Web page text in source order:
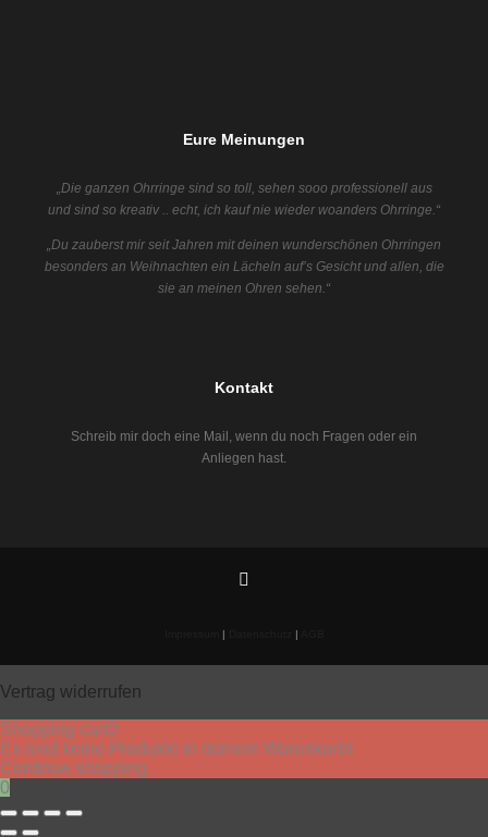
Eure Meinungen
„Die ganzen Ohrringe sind so toll, sehen sooo professionell aus
und sind so kreativ .. echt, ich kauf nie wieder woanders Ohrringe.“
„Du zauberst mir seit Jahren mit deinen wunderschönen Ohrringen
besonders an Weihnachten ein Lächeln auf’s Gesicht und allen, die
sie an meinen Ohren sehen.“
Kontakt
Schreib mir doch eine Mail, wenn du noch Fragen oder ein
Anliegen hast.
| |
Vertrag widerrufen
Shopping cart0
Es sind keine Produkte in deinem Warenkorb!
Continue shopping
0